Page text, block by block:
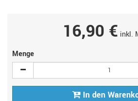
16,90 € inkl.
Menge
In den